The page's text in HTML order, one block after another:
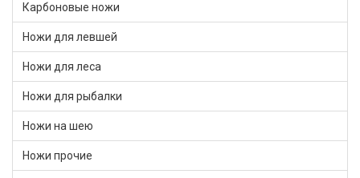
Карбоновые ножи
Ножи для левшей
Ножи для леса
Ножи для рыбалки
Ножи на шею
Ножи прочие